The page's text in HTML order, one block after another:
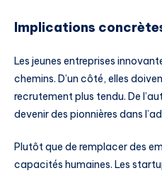
Implications
Les jeunes entreprises
chemins. D’un côté, elles
recrutement plus tendu. De
devenir des pionnières dans
Plutôt que de remplacer des
capacités humaines. Les